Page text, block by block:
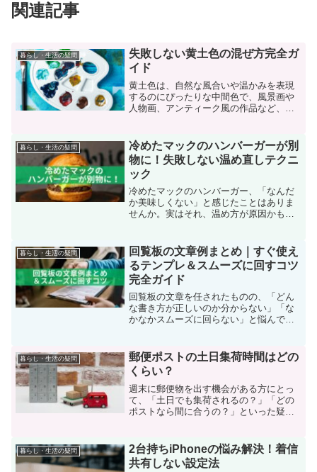
関連記事
暮らし・生活の疑問
失敗しない黄土色の混ぜ方完全ガ
イド
黄土色は、自然な風合いや温かみを表現
するのにぴったりな中間色で、風景画や
人物画、アンティーク風の作品など、さ
には、混色の基本や絵の具の特性、素材
との相性を理解することが...
暮らし・生活の疑問
冷めたマックのハンバーガーが別
物に！失敗しない温め直しテクニ
ック
冷めたマックのハンバーガー、「なんだ
か美味しくない」と感じたことはありま
せんか。実はそれ、温め方が原因かもし
感はしっかり復活します。この記事で
は、トースター・フライパン...
暮らし・生活の疑問
回覧板の文章例まとめ｜すぐ使え
るテンプレ＆スムーズに回すコツ
完全ガイド
回覧板の文章を任されたものの、「どん
な書き方が正しいのか分からない」「な
かなかスムーズに回らない」と悩んでい
ムーズに運用できるようになります。こ
の記事では、すぐに使える...
暮らし・生活の疑問
郵便ポストの土日集荷時間はどの
くらい？
週末に郵便物を出す機会がある方にとっ
て、「土日でも集荷されるの？」「どの
ポストなら間に合うの？」といった疑問
は、ポストの集荷時間の把握はとても重
要です。本記事では、「集...
暮らし・生活の疑問
2台持ちiPhoneの悩み解決！着信
共有しない設定法